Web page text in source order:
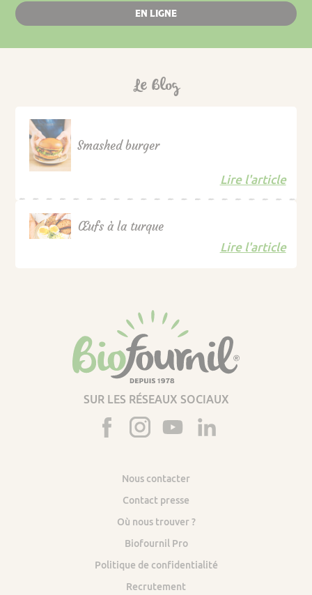
EN LIGNE
Le Blog
Smashed burger
Lire l'article
Œufs à la turque
Lire l'article
SUR LES RÉSEAUX SOCIAUX
Nous contacter
Contact presse
Où nous trouver ?
Biofournil Pro
Politique de confidentialité
Recrutement